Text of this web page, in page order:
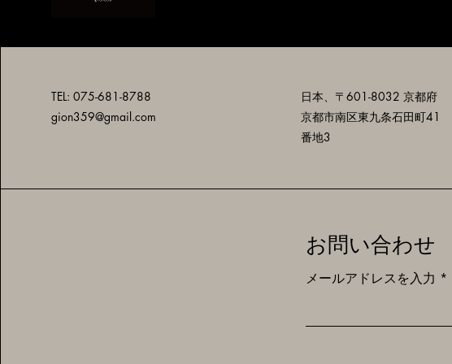
TEL: 075-681-8788
gion359@gmail.com
日本、〒601-8032 京都府
京都市南区東九条石田町41
番地3
お問い合わせ
メールアドレスを入力